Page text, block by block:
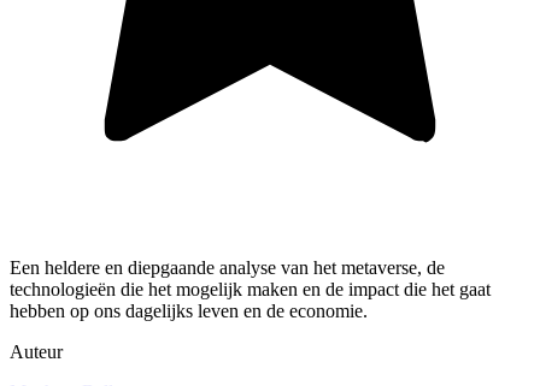
Een heldere en diepgaande analyse van het metaverse, de
technologieën die het mogelijk maken en de impact die het gaat
hebben op ons dagelijks leven en de economie.
Auteur